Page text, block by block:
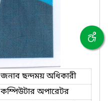
জনাব ছন্দময় অধিকারী
কম্পিউটার অপারেটর